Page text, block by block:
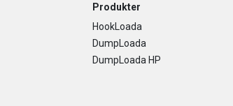
Footer
Produkter
HookLoada
DumpLoada
DumpLoada HP